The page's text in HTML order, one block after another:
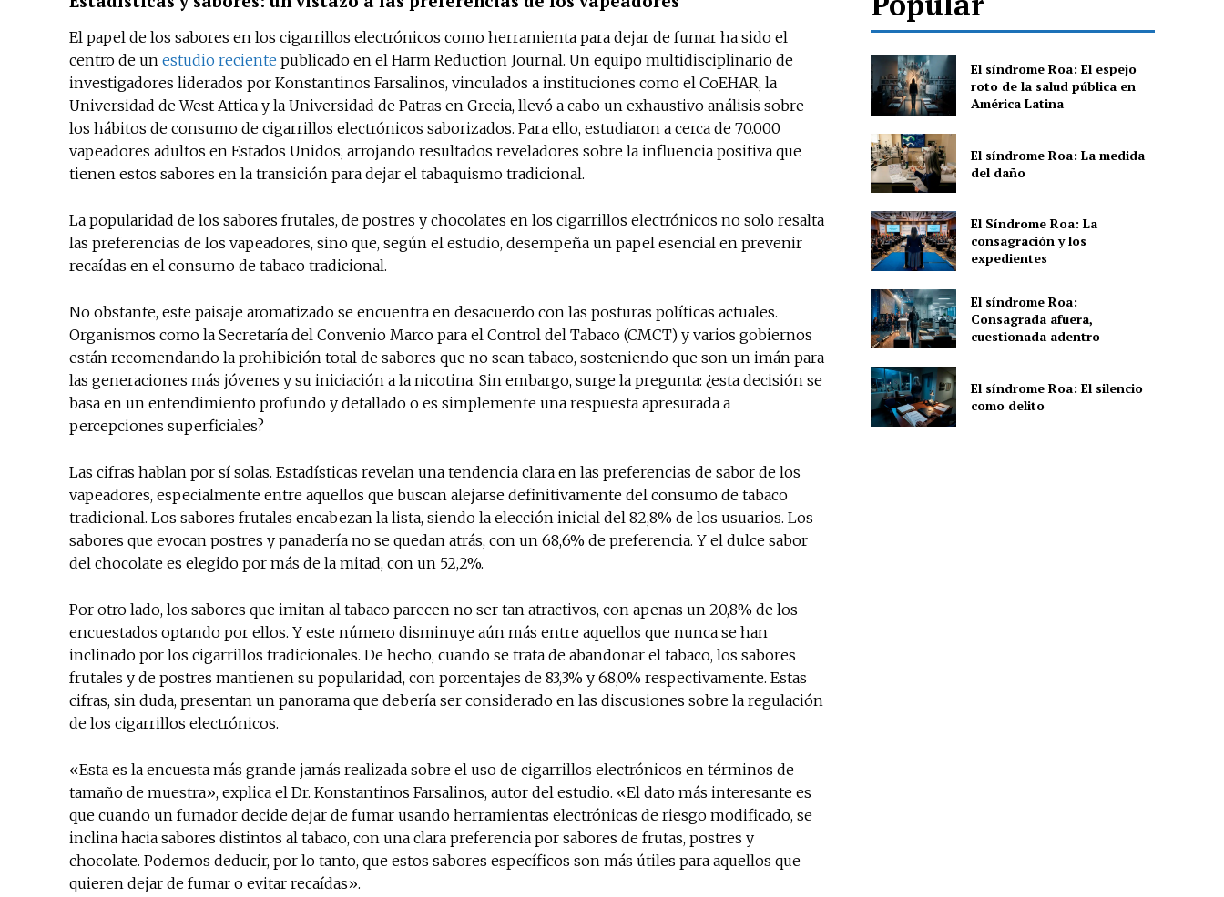
El papel de los sabores en los cigarrillos electrónicos como herramienta para dejar de fumar ha sido el
centro de un estudio reciente publicado en el Harm Reduction Journal. Un equipo multidisciplinario de
investigadores liderados por Konstantinos Farsalinos, vinculados a instituciones como el CoEHAR, la
Universidad de West Attica y la Universidad de Patras en Grecia, llevó a cabo un exhaustivo análisis sobre
los hábitos de consumo de cigarrillos electrónicos saborizados. Para ello, estudiaron a cerca de 70.000
vapeadores adultos en Estados Unidos, arrojando resultados reveladores sobre la influencia positiva que
tienen estos sabores en la transición para dejar el tabaquismo tradicional.
La popularidad de los sabores frutales, de postres y chocolates en los cigarrillos electrónicos no solo resalta
las preferencias de los vapeadores, sino que, según el estudio, desempeña un papel esencial en prevenir
recaídas en el consumo de tabaco tradicional.
No obstante, este paisaje aromatizado se encuentra en desacuerdo con las posturas políticas actuales.
Organismos como la Secretaría del Convenio Marco para el Control del Tabaco (CMCT) y varios gobiernos
están recomendando la prohibición total de sabores que no sean tabaco, sosteniendo que son un imán para
las generaciones más jóvenes y su iniciación a la nicotina. Sin embargo, surge la pregunta: ¿esta decisión se
basa en un entendimiento profundo y detallado o es simplemente una respuesta apresurada a
percepciones superficiales?
Las cifras hablan por sí solas. Estadísticas revelan una tendencia clara en las preferencias de sabor de los
vapeadores, especialmente entre aquellos que buscan alejarse definitivamente del consumo de tabaco
tradicional. Los sabores frutales encabezan la lista, siendo la elección inicial del 82,8% de los usuarios. Los
sabores que evocan postres y panadería no se quedan atrás, con un 68,6% de preferencia. Y el dulce sabor
del chocolate es elegido por más de la mitad, con un 52,2%.
Por otro lado, los sabores que imitan al tabaco parecen no ser tan atractivos, con apenas un 20,8% de los
encuestados optando por ellos. Y este número disminuye aún más entre aquellos que nunca se han
inclinado por los cigarrillos tradicionales. De hecho, cuando se trata de abandonar el tabaco, los sabores
frutales y de postres mantienen su popularidad, con porcentajes de 83,3% y 68,0% respectivamente. Estas
cifras, sin duda, presentan un panorama que debería ser considerado en las discusiones sobre la regulación
de los cigarrillos electrónicos.
«Esta es la encuesta más grande jamás realizada sobre el uso de cigarrillos electrónicos en términos de
tamaño de muestra», explica el Dr. Konstantinos Farsalinos, autor del estudio. «El dato más interesante es
que cuando un fumador decide dejar de fumar usando herramientas electrónicas de riesgo modificado, se
inclina hacia sabores distintos al tabaco, con una clara preferencia por sabores de frutas, postres y
chocolate. Podemos deducir, por lo tanto, que estos sabores específicos son más útiles para aquellos que
quieren dejar de fumar o evitar recaídas».
El síndrome Roa: El espejo
roto de la salud pública en
América Latina
El síndrome Roa: La medida
del daño
El Síndrome Roa: La
consagración y los
expedientes
El síndrome Roa:
Consagrada afuera,
cuestionada adentro
El síndrome Roa: El silencio
como delito